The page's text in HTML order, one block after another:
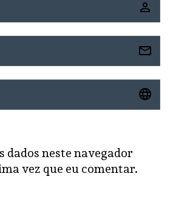
dados neste navegador
vez que eu comentar.